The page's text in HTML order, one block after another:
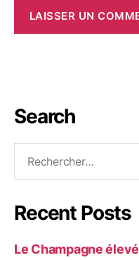
Search
Recent Posts
Le Champagne